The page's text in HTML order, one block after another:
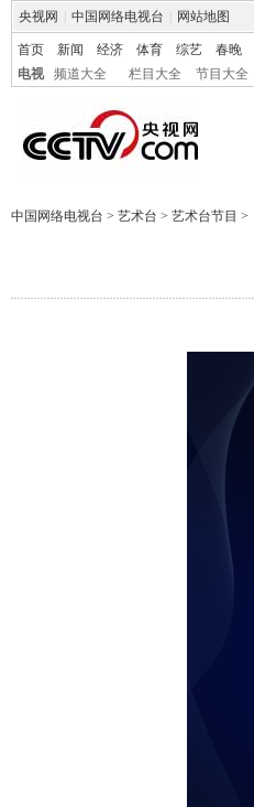
央视网 中国网络电视台 网站地图
首页 新闻 经济 体育 综艺 春晚
电视
频道大全 栏目大全 节目大全
中国网络电视台 > 艺术台 > 艺术台节目 >